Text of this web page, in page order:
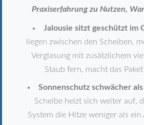
Praxiserfahrung zu Nutzen,
Jalousie sitzt geschützt im
liegen zwischen den Scheiben,
Verglasung mit zusätzlichem
Staub fern, macht das
Sonnenschutz schwächer
Scheibe heizt sich weiter auf,
System die Hitze weniger als